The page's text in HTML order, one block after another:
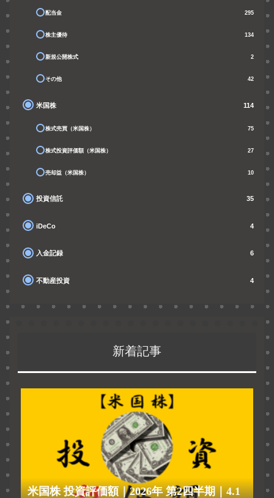
配当金 295
株主優待 134
新規公開株式 2
その他 42
米国株 114
株式売買（米国株） 75
株式投資評価額（米国株） 27
売却益（米国株） 10
投資信託 35
iDeCo 4
入金記録 6
不動産投資 4
新着記事
米国株 投資評価額｜2026年 第2四半期｜4.1